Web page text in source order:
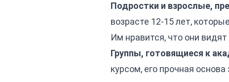
Подростки и взрослые,
возрасте 12-15 лет,
Им нравится, что они
Группы, готовящиеся к
курсом, его прочная основа